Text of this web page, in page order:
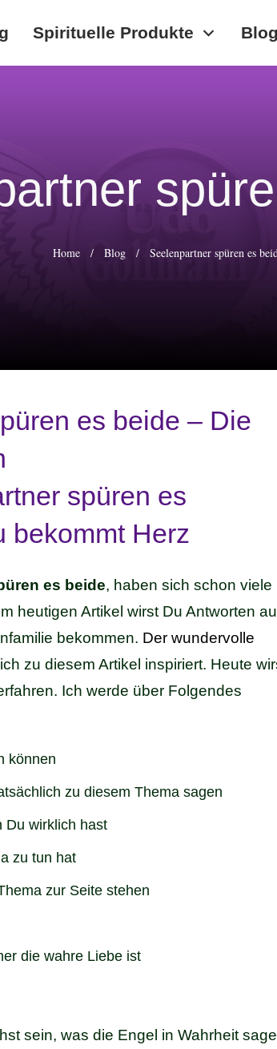
Spirituelle Produkte Blog
Home / Blog / Seelenpartner spüren es
es beide – Die
es beide, haben sich schon viele
heutigen Artikel wirst Du Antworten
bekommen. Der wundervolle
zu diesem Artikel inspiriert. Heute
Ich werde über Folgendes
können
zu diesem Thema sagen
Du wirklich hast
zu tun hat
zur Seite stehen
die wahre Liebe ist
sein, was die Engel in Wahrheit